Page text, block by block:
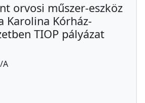
orvosi műszer-eszköz
Karolina Kórház-
TIOP pályázat
A